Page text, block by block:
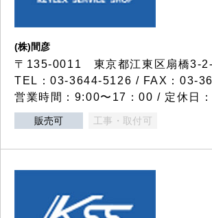
(株)間彦
〒135-0011 東京都江東区扇橋3-
TEL：03-3644-5126 / FAX：03-
営業時間：9:00〜17：00 / 定休日
販売可 工事・取付可